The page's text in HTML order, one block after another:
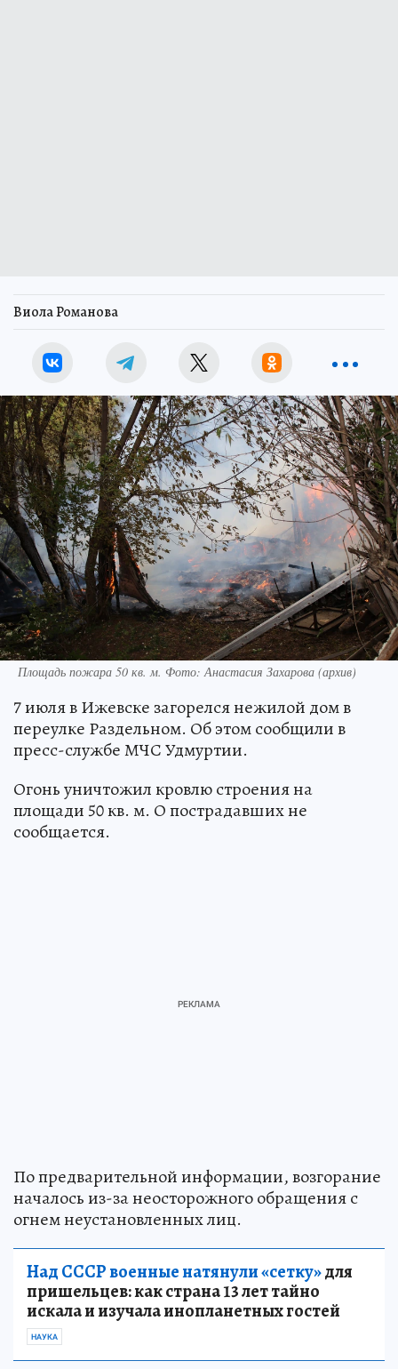
Виола Романова
Площадь пожара 50 кв. м. Фото: Анастасия Захарова (архив)
7 июля в Ижевске загорелся нежилой дом в
переулке Раздельном. Об этом сообщили в
пресс-службе МЧС Удмуртии.
Огонь уничтожил кровлю строения на
площади 50 кв. м. О пострадавших не
сообщается.
По предварительной информации, возгорание
началось из-за неосторожного обращения с
огнем неустановленных лиц.
Над СССР военные натянули «сетку»для
пришельцев: как страна 13 лет тайно
искала и изучала инопланетных гостей
НАУКА